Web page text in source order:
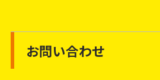
お問い合わせ